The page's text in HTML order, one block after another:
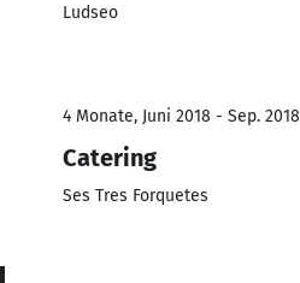
Ludseo
4 Monate, Juni 2018 - Sep. 2018
Catering
Ses Tres Forquetes